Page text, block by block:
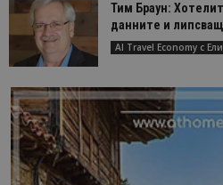
Тим Браун:
данните и
AI Travel Economy с